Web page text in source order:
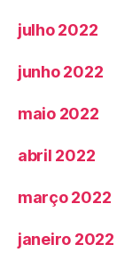
julho 2022
junho 2022
maio 2022
abril 2022
março 2022
janeiro 2022